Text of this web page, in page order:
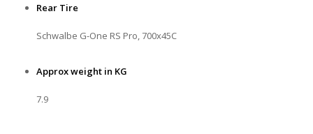
Rear Tire
Schwalbe G-One RS Pro, 700x45C
Approx weight in KG
7.9